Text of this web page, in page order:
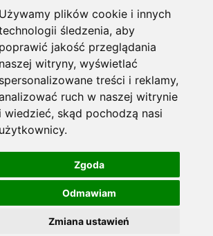
Używamy plików cookie i innych
śledzenia, aby
poprawić jakość przeglądania
naszej witryny, wyświetlać
spersonalizowane treści i reklamy,
ruch w naszej witrynie
i wiedzieć, skąd pochodzą nasi
użytkownicy.
Zgoda
Odmawiam
Zmiana ustawień
w każdej chwili. W tym celu
w naszej informacji